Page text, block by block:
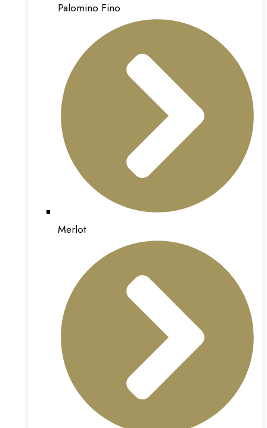
Palomino Fino
Merlot